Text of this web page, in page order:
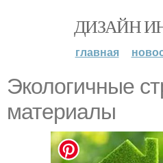
ДИЗАЙН
главная
Экологичные
материалы